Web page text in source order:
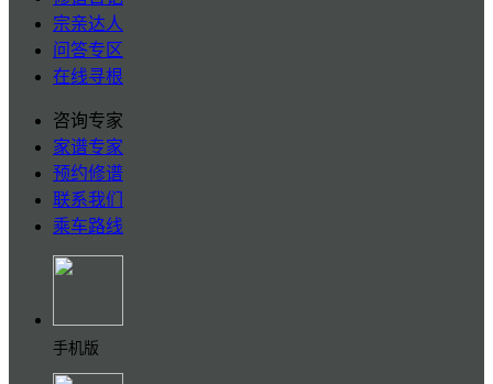
宗亲达人
问答专区
在线寻根
咨询专家
家谱专家
预约修谱
联系我们
乘车路线
手机版